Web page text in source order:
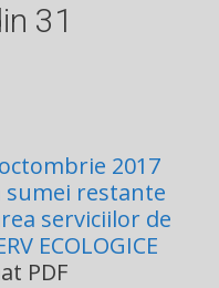
31
2017
restante
serviciilor de
ECOLOGICE
PDF